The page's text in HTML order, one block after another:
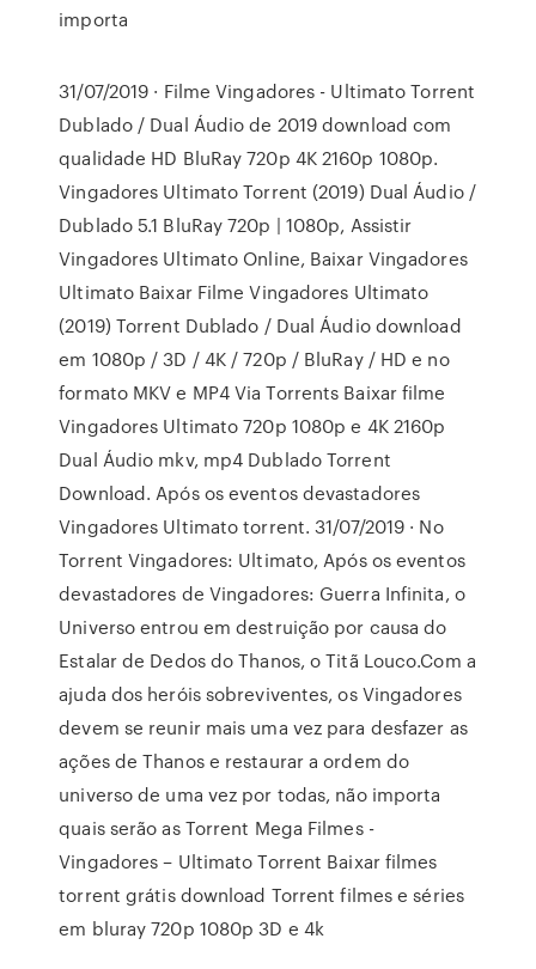
importa
31/07/2019 · Filme Vingadores - Ultimato Torrent
Dublado / Dual Áudio de 2019 download com
qualidade HD BluRay 720p 4K 2160p 1080p.
Vingadores Ultimato Torrent (2019) Dual Áudio /
Dublado 5.1 BluRay 720p | 1080p, Assistir
Vingadores Ultimato Online, Baixar Vingadores
Ultimato Baixar Filme Vingadores Ultimato
(2019) Torrent Dublado / Dual Áudio download
em 1080p / 3D / 4K / 720p / BluRay / HD e no
formato MKV e MP4 Via Torrents Baixar filme
Vingadores Ultimato 720p 1080p e 4K 2160p
Dual Áudio mkv, mp4 Dublado Torrent
Download. Após os eventos devastadores
Vingadores Ultimato torrent. 31/07/2019 · No
Torrent Vingadores: Ultimato, Após os eventos
devastadores de Vingadores: Guerra Infinita, o
Universo entrou em destruição por causa do
Estalar de Dedos do Thanos, o Titã Louco.Com a
ajuda dos heróis sobreviventes, os Vingadores
devem se reunir mais uma vez para desfazer as
ações de Thanos e restaurar a ordem do
universo de uma vez por todas, não importa
quais serão as Torrent Mega Filmes -
Vingadores – Ultimato Torrent Baixar filmes
torrent grátis download Torrent filmes e séries
em bluray 720p 1080p 3D e 4k